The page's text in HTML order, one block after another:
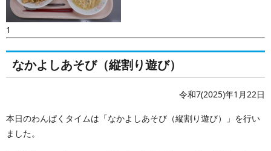
1
なかよしあそび（縦割り遊び）
令和7(2025)年1月22日
本日のわんぱくタイムは「なかよしあそび（縦割り遊び）」を行い
ました。